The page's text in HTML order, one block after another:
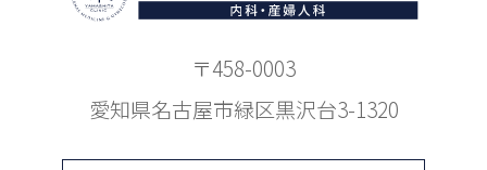
〒458-0003
愛知県名古屋市緑区黒沢台3-1320